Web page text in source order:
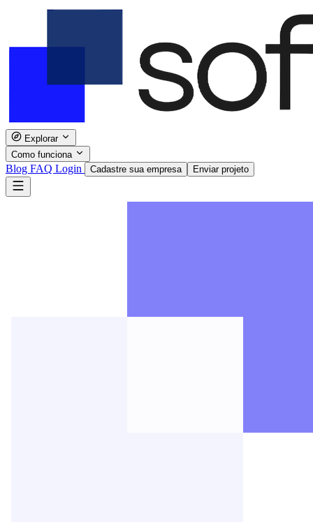
Explorar
Como funciona
Blog FAQ Login Cadastre sua empresa Enviar projeto